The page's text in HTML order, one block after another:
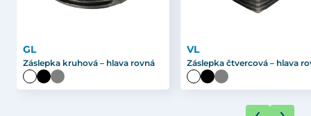
GL
Záslepka kruhová – hlava rovná
VL
Záslepka čtvercová – hlava